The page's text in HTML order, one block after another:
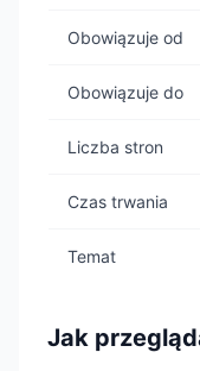
Obowiązuje od
Obowiązuje do
Liczba stron
Czas trwania
Temat
Jak